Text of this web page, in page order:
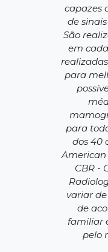
capazes
de
São
em
para
para
dos 40
American
CBR -
variar
de
familiar
pelo